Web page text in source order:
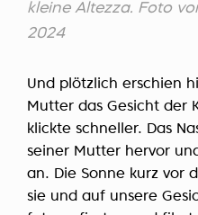
kleine Altezza. Foto
2024
Und plötzlich erschien
Mutter das Gesicht der
klickte schneller. Das
seiner Mutter hervor
an. Die Sonne kurz vor
sie und auf unsere